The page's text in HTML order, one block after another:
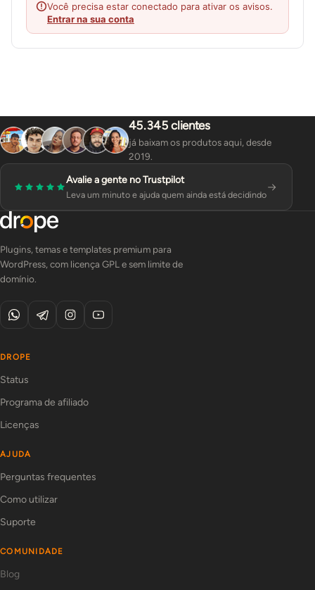
Você precisa estar conectado para ativar os avisos.
Entrar na sua conta
45.345 clientes
já baixam os produtos aqui, desde
2019.
Avalie a gente no Trustpilot
Leva um minuto e ajuda quem ainda está decidindo
Plugins, temas e templates premium para
WordPress, com licença GPL e sem limite de
domínio.
DROPE
Status
Programa de afiliado
Licenças
AJUDA
Perguntas frequentes
Como utilizar
Suporte
COMUNIDADE
Blog